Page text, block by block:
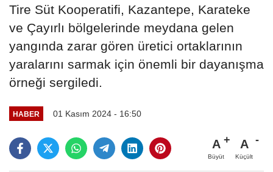
Tire Süt Kooperatifi, Kazantepe, Karateke
ve Çayırlı bölgelerinde meydana gelen
yangında zarar gören üretici ortaklarının
yaralarını sarmak için önemli bir dayanışma
örneği sergiledi.
HABER 01 Kasım 2024 - 16:50
A
Büyüt
A
Küçült